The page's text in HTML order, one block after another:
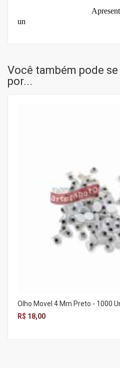
un
Você também pode
por...
Olho Movel 4 Mm Preto - 1000
R$ 18,00